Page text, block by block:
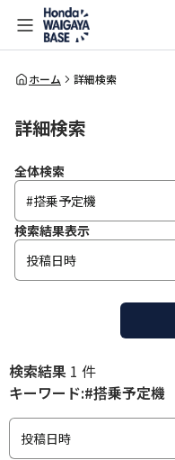
全体検索
ホーム 詳細検索
詳細検索
全体検索
検索結果表示
投稿日時
検索結果 1 件
キーワード:#搭乗予定機
投稿日時